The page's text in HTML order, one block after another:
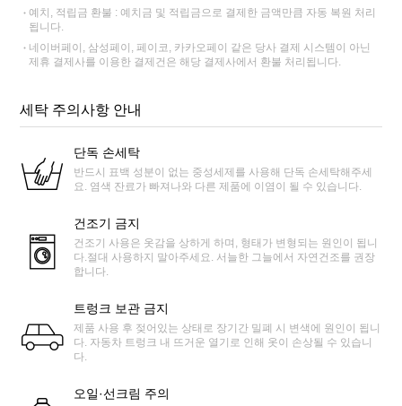
예치, 적립금 환불 : 예치금 및 적립금으로 결제한 금액만큼 자동 복원 처리
됩니다.
네이버페이, 삼성페이, 페이코, 카카오페이 같은 당사 결제 시스템이 아닌
제휴 결제사를 이용한 결제건은 해당 결제사에서 환불 처리됩니다.
세탁 주의사항 안내
단독 손세탁
반드시 표백 성분이 없는 중성세제를 사용해 단독 손세탁해주세
요. 염색 잔료가 빠져나와 다른 제품에 이염이 될 수 있습니다.
건조기 금지
건조기 사용은 옷감을 상하게 하며, 형태가 변형되는 원인이 됩니
다.절대 사용하지 말아주세요. 서늘한 그늘에서 자연건조를 권장
합니다.
트렁크 보관 금지
제품 사용 후 젖어있는 상태로 장기간 밀폐 시 변색에 원인이 됩니
다. 자동차 트렁크 내 뜨거운 열기로 인해 옷이 손상될 수 있습니
다.
오일·선크림 주의